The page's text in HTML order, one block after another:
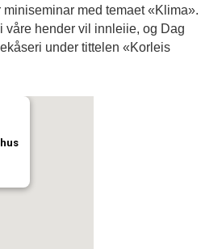
med temaet «Klima».
våre hender vil innleiie, og Dag
under tittelen «Korleis